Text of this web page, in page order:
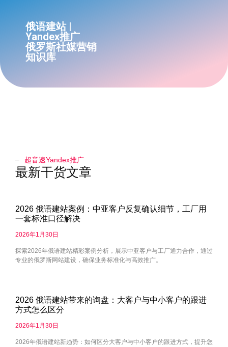
俄语建站 |
Yandex推广
俄罗斯社媒营销
知识库
超音速Yandex推广​
最新干货文章
2026 俄语建站案例：中亚客户反复确认细节，工厂用
一套标准口径解决
2026年1月30日
探索2026年俄语建站精彩案例分析，展示中亚客户与工厂通力合作，通过
专业的俄罗斯网站建设，确保业务标准化与高效推广。
2026 俄语建站带来的询盘：大客户与中小客户的跟进
方式怎么区分
2026年1月30日
2026年俄语建站新趋势：如何区分大客户与中小客户的跟进方式，提升您